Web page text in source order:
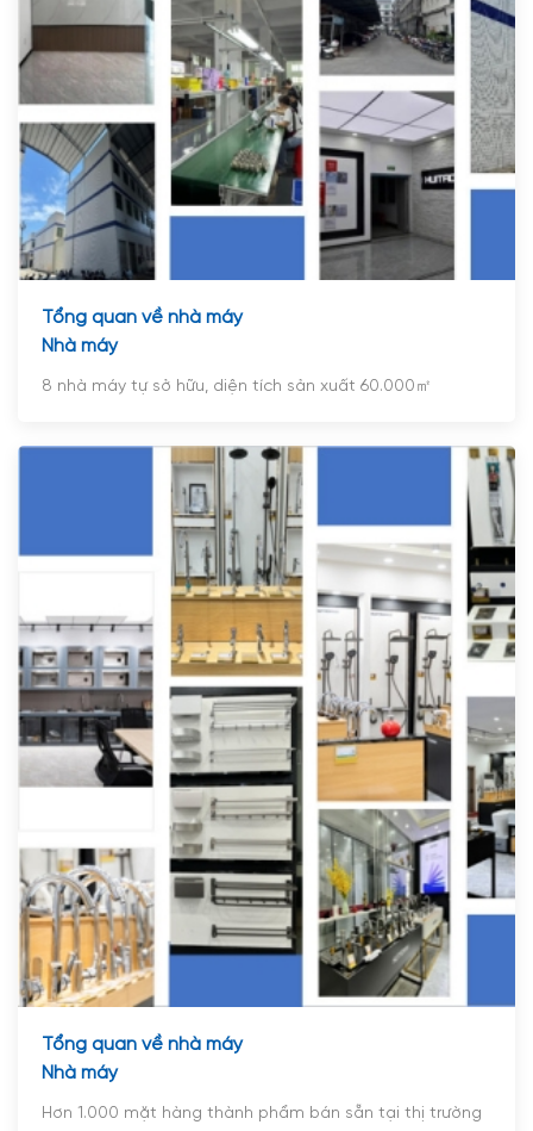
Tổng quan về nhà máy
Nhà máy
8 nhà máy tự sở hữu, diện tích sản xuất 60.000㎡
Tổng quan về nhà máy
Nhà máy
Hơn 1.000 mặt hàng thành phẩm bán sẵn tại thị trường